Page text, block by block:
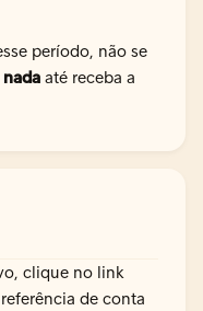
período, não se
até receba a
clique no link
de conta